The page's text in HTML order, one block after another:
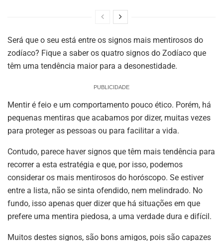
Será que o seu está entre os signos mais mentirosos do
zodíaco? Fique a saber os quatro signos do Zodíaco que
têm uma tendência maior para a desonestidade.
PUBLICIDADE
Mentir é feio e um comportamento pouco ético. Porém, há
pequenas mentiras que acabamos por dizer, muitas vezes
para proteger as pessoas ou para facilitar a vida.
Contudo, parece haver signos que têm mais tendência para
recorrer a esta estratégia e que, por isso, podemos
considerar os mais mentirosos do horóscopo. Se estiver
entre a lista, não se sinta ofendido, nem melindrado. No
fundo, isso apenas quer dizer que há situações em que
prefere uma mentira piedosa, a uma verdade dura e difícil.
Muitos destes signos, são bons amigos, pois são capazes